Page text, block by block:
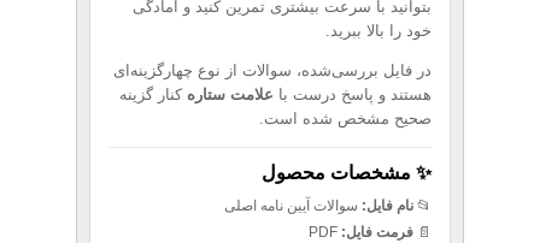
بتوانید با سرعت بیشتری تمرین کنید و آمادگی
خود را بالا ببرید.
در فایل بررسی‌شده، سوالات از نوع چهارگزینه‌ای
هستند و پاسخ درست با علامت ستاره کنار گزینه
صحیح مشخص شده است.
✨ مشخصات محصول
📂 نام فایل: سوالات آیین نامه اصلی
📄 فرمت فایل: